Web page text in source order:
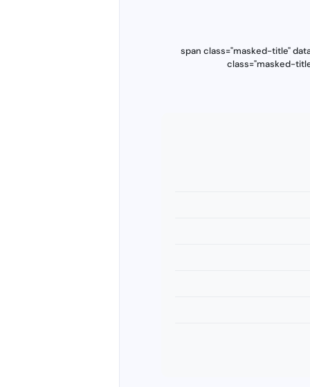
<span class="masked-title"
class="masked-